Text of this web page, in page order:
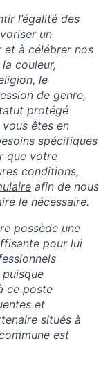
l’égalité des
un
et à célébrer nos
couleur,
le
de genre,
protégé
êtes en
spécifiques
que votre
conditions,
afin de nous
le nécessaire.
possède une
pour lui
ce poste
et
situés à
est